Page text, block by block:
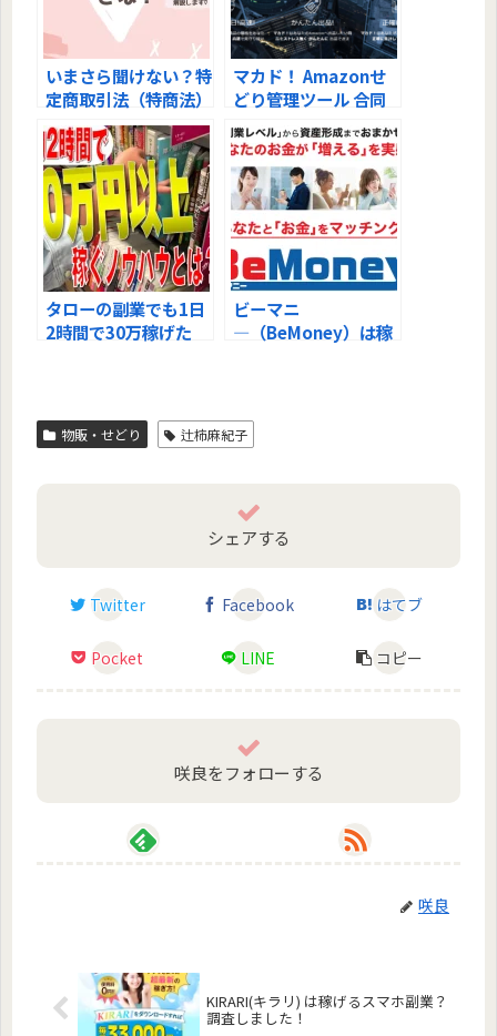
いまさら聞けない？特
定商取引法（特商法）
とは
マカド！ Amazonせ
どり管理ツール 合同
会社チルダワークは本
当に稼げる？調査して
みた！
タローの副業でも1日
2時間で30万稼げた
ビーマニ
―（BeMoney）は稼
物販・せどり 辻柿麻紀子
シェアする
Twitter Facebook はてブ
Pocket LINE コピー
咲良をフォローする
咲良
KIRARI(キラリ) は稼げるスマホ副業？
調査しました！